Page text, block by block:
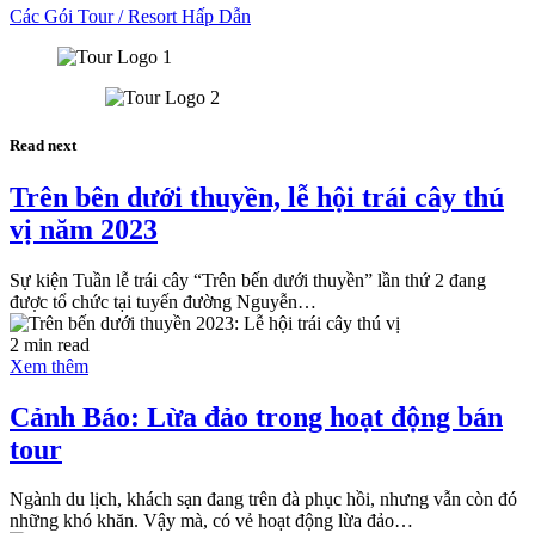
Các Gói Tour / Resort Hấp Dẫn
Read next
Trên bên dưới thuyền, lễ hội trái cây thú
vị năm 2023
Sự kiện Tuần lễ trái cây “Trên bến dưới thuyền” lần thứ 2 đang
được tổ chức tại tuyến đường Nguyễn…
2 min read
Xem thêm
Cảnh Báo: Lừa đảo trong hoạt động bán
tour
Ngành du lịch, khách sạn đang trên đà phục hồi, nhưng vẫn còn đó
những khó khăn. Vậy mà, có vẻ hoạt động lừa đảo…